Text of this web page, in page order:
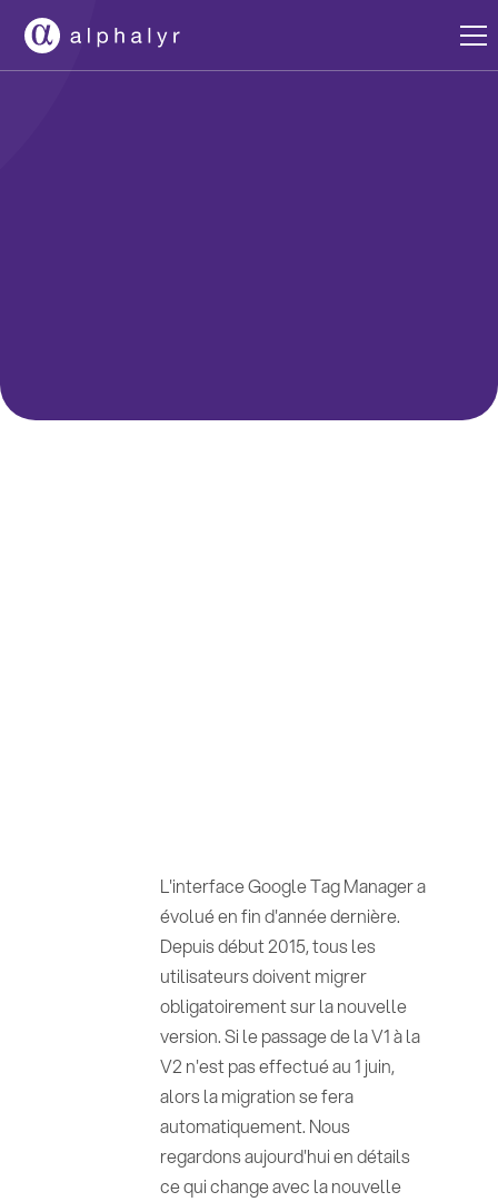
L'interface Google Tag Manager a
évolué en fin d'année dernière.
Depuis début 2015, tous les
utilisateurs doivent migrer
obligatoirement sur la nouvelle
version. Si le passage de la V1 à la
V2 n'est pas effectué au 1 juin,
alors la migration se fera
automatiquement. Nous
regardons aujourd'hui en détails
ce qui change avec la nouvelle